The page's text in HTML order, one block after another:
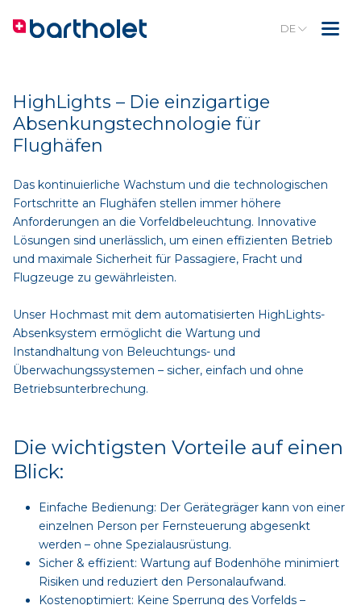
DE
HighLights – Die einzigartige
Absenkungstechnologie für
Flughäfen
Das kontinuierliche Wachstum und die technologischen
Fortschritte an Flughäfen stellen immer höhere
Anforderungen an die Vorfeldbeleuchtung. Innovative
Lösungen sind unerlässlich, um einen effizienten Betrieb
und maximale Sicherheit für Passagiere, Fracht und
Flugzeuge zu gewährleisten.
Unser Hochmast mit dem automatisierten HighLights-
Absenksystem ermöglicht die Wartung und
Instandhaltung von Beleuchtungs- und
Überwachungssystemen – sicher, einfach und ohne
Betriebsunterbrechung.
Die wichtigsten Vorteile auf einen
Blick:
Einfache Bedienung: Der Gerätegräger kann von einer
einzelnen Person per Fernsteuerung abgesenkt
werden – ohne Spezialausrüstung.
Sicher & effizient: Wartung auf Bodenhöhe minimiert
Risiken und reduziert den Personalaufwand.
Kostenoptimiert: Keine Sperrung des Vorfelds –